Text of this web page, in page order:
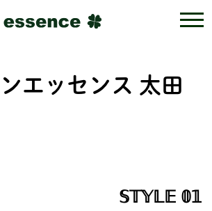
エッセンス 太田
𝕊𝕋𝕐𝕃𝔼 𝟘𝟙